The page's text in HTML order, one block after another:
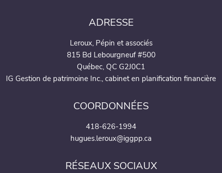
ADRESSE
Leroux, Pépin et associés
815 Bd Lebourgneuf #500
Québec, QC G2J0C1
IG Gestion de patrimoine Inc., cabinet en planification financière
COORDONNÉES
418-626-1994
hugues.leroux@iggpp.ca
RÉSEAUX SOCIAUX